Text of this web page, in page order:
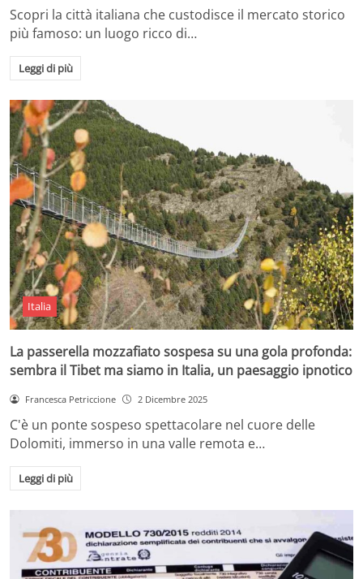
Scopri la città italiana che custodisce il mercato storico
più famoso: un luogo ricco di…
Leggi di più
Italia
La passerella mozzafiato sospesa su una gola profonda:
sembra il Tibet ma siamo in Italia, un paesaggio ipnotico
Francesca Petriccione 2 Dicembre 2025
C'è un ponte sospeso spettacolare nel cuore delle
Dolomiti, immerso in una valle remota e…
Leggi di più